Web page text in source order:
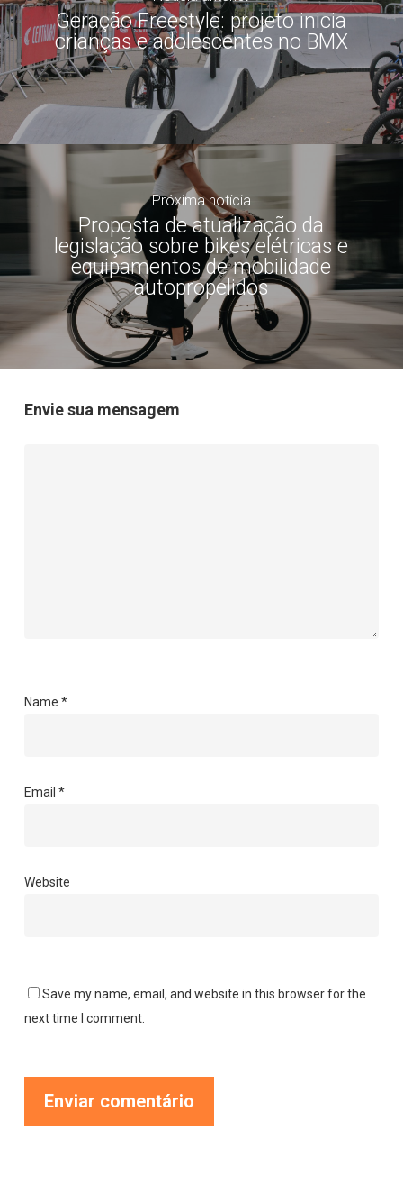
Geração Freestyle: projeto inicia
crianças e adolescentes no BMX
Próxima notícia
Proposta de atualização da
legislação sobre bikes elétricas e
equipamentos de mobilidade
autopropelidos
Envie sua mensagem
Name *
Email *
Website
Save my name, email, and website in this browser for the
next time I comment.